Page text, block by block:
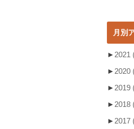
月別
► 2021
► 2020
► 2019
►2018
►2017